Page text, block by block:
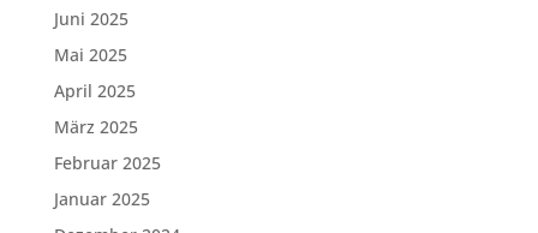
Juni 2025
Mai 2025
April 2025
März 2025
Februar 2025
Januar 2025